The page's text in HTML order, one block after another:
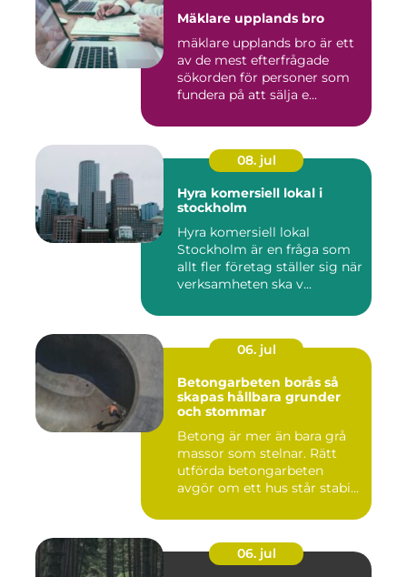
Mäklare upplands bro
mäklare upplands bro är ett
av de mest efterfrågade
sökorden för personer som
fundera på att sälja e...
08. jul
Hyra komersiell lokal i
stockholm
Hyra komersiell lokal
Stockholm är en fråga som
allt fler företag ställer sig när
verksamheten ska v...
06. jul
Betongarbeten borås så
skapas hållbara grunder
och stommar
Betong är mer än bara grå
massor som stelnar. Rätt
utförda betongarbeten
avgör om ett hus står stabi...
06. jul